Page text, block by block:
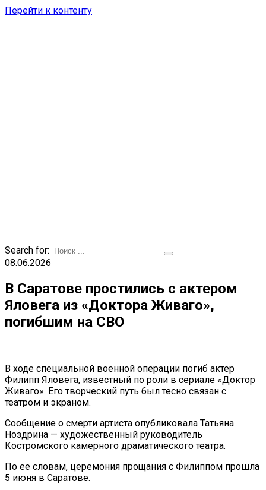
Перейти к контенту
Search for:
08.06.2026
В Саратове простились с актером
Яловега из «Доктора Живаго»,
погибшим на СВО
В ходе специальной военной операции погиб актер
Филипп Яловега, известный по роли в сериале «Доктор
Живаго». Его творческий путь был тесно связан с
театром и экраном.
Сообщение о смерти артиста опубликовала Татьяна
Ноздрина — художественный руководитель
Костромского камерного драматического театра.
По ее словам, церемония прощания с Филиппом прошла
5 июня в Саратове.